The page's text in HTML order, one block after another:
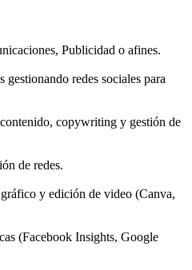
Publicidad o afines.
redes sociales para
copywriting y gestión de
de redes.
y edición de video (Canva,
(Facebook Insights, Google